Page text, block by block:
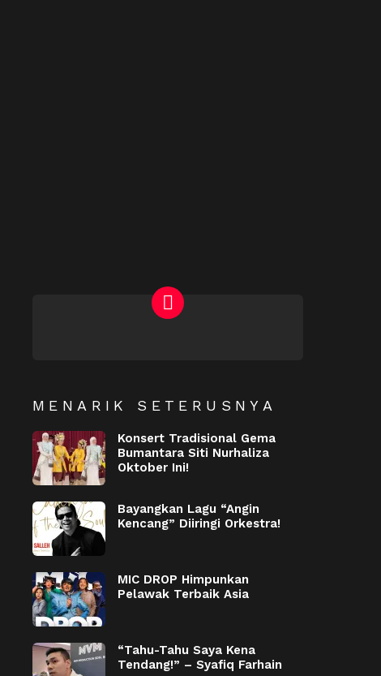
MENARIK SETERUSNYA
Konsert Tradisional Gema
Bumantara Siti Nurhaliza
Oktober Ini!
Bayangkan Lagu “Angin
Kencang” Diiringi Orkestra!
MIC DROP Himpunkan
Pelawak Terbaik Asia
“Tahu-Tahu Saya Kena
Tendang!” – Syafiq Farhain